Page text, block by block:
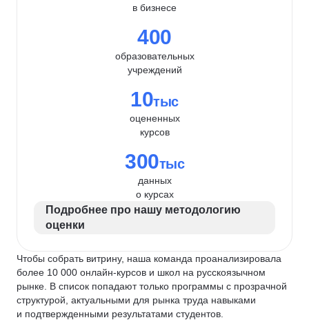
в бизнесе
400
образовательных
учреждений
10тыс
оцененных
курсов
300тыс
данных
о курсах
Подробнее про нашу методологию
оценки
Чтобы собрать витрину, наша команда проанализировала
более 10 000 онлайн-курсов и школ на русскоязычном
рынке. В список попадают только программы с прозрачной
структурой, актуальными для рынка труда навыками
и подтвержденными результатами студентов.